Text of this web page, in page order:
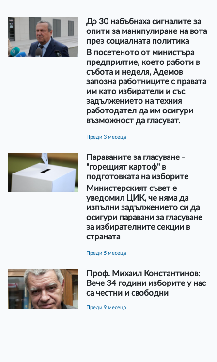
До 30 набъбнаха сигналите за
опити за манипулиране на вота
през социалната политика
В посетеното от министъра
предприятие, което работи в
събота и неделя, Адемов
запозна работниците с правата
им като избиратели и със
задължението на техния
работодател да им осигури
възможност да гласуват.
преди 3 месеца
Параваните за гласуване -
"горещият картоф" в
подготовката на изборите
Министерският съвет е
уведомил ЦИК, че няма да
изпълни задължението си да
осигури паравани за гласуване
за избирателните секции в
страната
преди 5 месеца
Проф. Михаил Константинов:
Вече 34 години изборите у нас
са честни и свободни
преди 9 месеца